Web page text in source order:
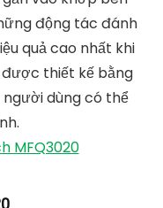
2 bộ que đánh
liệu thép không
dạng lồng với phần